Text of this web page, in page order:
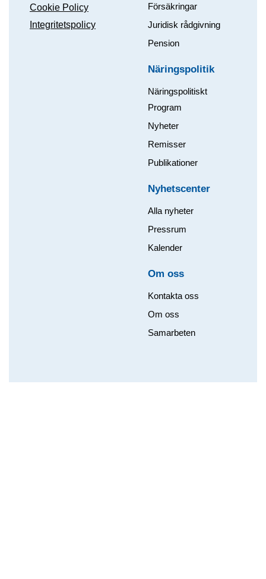
Cookie Policy
Integritetspolicy
Försäkringar
Juridisk rådgivning
Pension
Näringspolitik
Näringspolitiskt
Program
Nyheter
Remisser
Publikationer
Nyhetscenter
Alla nyheter
Pressrum
Kalender
Om oss​
Kontakta oss
Om oss
Samarbeten